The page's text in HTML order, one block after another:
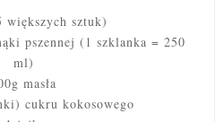
większych sztuk)
pszennej (1 szklanka = 250
ml)
masła
cukru kokosowego